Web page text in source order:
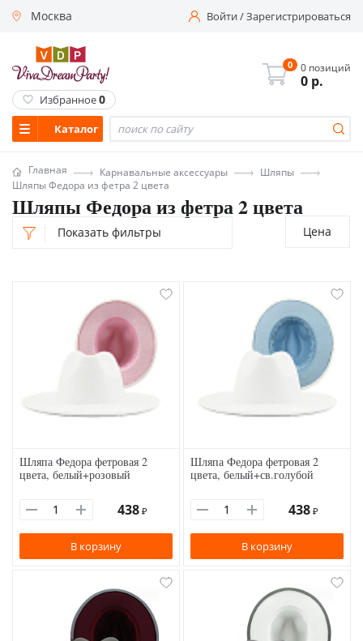
Москва Войти/Зарегистрироваться
Каталог
0 0 позиций
0 р.
Избранное0
Главная Карнавальные аксессуары
Шляпы
Шляпы Федора из фетра 2 цвета
Шляпы Федора из фетра 2 цвета
Показать фильтры Цена
Шляпа Федора фетровая 2
цвета, белый+розовый
438 ₽
В корзину
Шляпа Федора фетровая 2
цвета, белый+св.голубой
438 ₽
В корзину